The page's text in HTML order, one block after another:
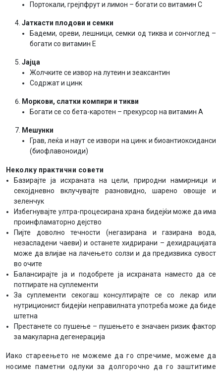
Портокали, грејпфрут и лимон – богати со витамин C
Јаткасти плодови и семки
Бадеми, ореви, лешници, семки од тиква и сончоглед –
богати со витамин E
Јајца
Жолчките се извор на лутеин и зеаксантин
Содржат и цинк
Моркови, слатки компири и тикви
Богати се со бета-каротен – прекурсор на витамин A
Мешунки
Грав, леќа и наут се извори на цинк и биоантиоксиданси
(биофлавоноиди)
Неколку практични совети
Базирајте ја исхраната на цели, природни намирници и
секојдневно вклучувајте разновидно, шарено овошје и
зеленчук
Избегнувајте ултра-процесирана храна бидејќи може да има
проинфламаторно дејство
Пијте доволно течности (негазирана и газирана вода,
незасладени чаеви) и останете хидрирани – дехидрацијата
може да влијае на лачењето солзи и да предизвика сувост
во очите
Балансирајте ја и подобрете ја исхраната наместо да се
потпирате на суплементи
За суплементи секогаш консултирајте се со лекар или
нутриционист бидејќи неправилната употреба може да биде
штетна
Престанете со пушење – пушењето е значаен ризик фактор
за макуларна дегенерација
Иако стареењето не можеме да го спречиме, можеме да
носиме паметни одлуки за долгорочно да го заштитиме